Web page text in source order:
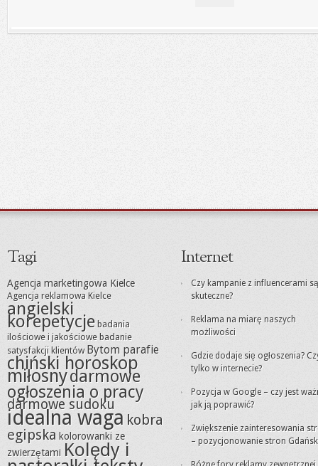
Tagi
Agencja marketingowa Kielce
Agencja reklamowa Kielce
angielski
korepetycje badania
ilościowe i jakościowe badanie
satysfakcji klientów Bytom parafie
chiński horoskop
miłosnydarmowe
ogłoszenia o pracy
darmowe sudoku
idealna waga kobra
egipska kolorowanki ze
zwierzętami Kolędy i
Internet
Czy kampanie z influencerami są
skuteczne?
Reklama na miarę naszych
możliwości
Gdzie dodaje się ogłoszenia?
tylko w internecie?
Pozycja w Google – czy jest
jak ją poprawić?
Zwiększenie zainteresowania
– pozycjonowanie stron Gdańsk